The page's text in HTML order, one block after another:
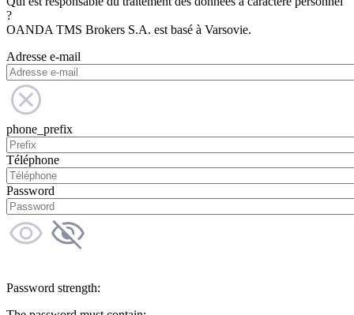
?
OANDA TMS Brokers S.A. est basé à Varsovie.
Adresse e-mail
phone_prefix
Téléphone
Password
Password strength: